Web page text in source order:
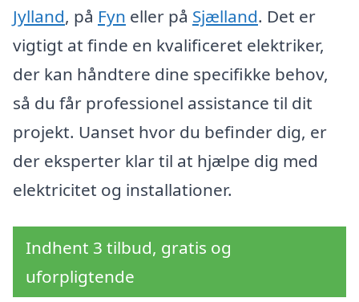
Jylland, på Fyn eller på Sjælland. Det er
vigtigt at finde en kvalificeret elektriker,
der kan håndtere dine specifikke behov,
så du får professionel assistance til dit
projekt. Uanset hvor du befinder dig, er
der eksperter klar til at hjælpe dig med
elektricitet og installationer.
Indhent 3 tilbud, gratis og
uforpligtende